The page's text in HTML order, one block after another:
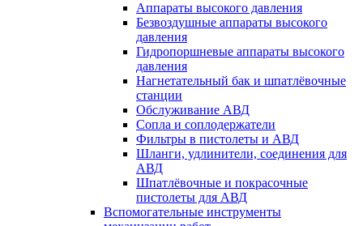
Аппараты высокого давления
Безвоздушные аппараты высокого
давления
Гидропоршневые аппараты высокого
давления
Нагнетательный бак и шпатлёвочные
станции
Обслуживание АВД
Сопла и соплодержатели
Фильтры в пистолеты и АВД
Шланги, удлинители, соединения для
АВД
Шпатлёвочные и покрасочные
пистолеты для АВД
Вспомогательные инструменты